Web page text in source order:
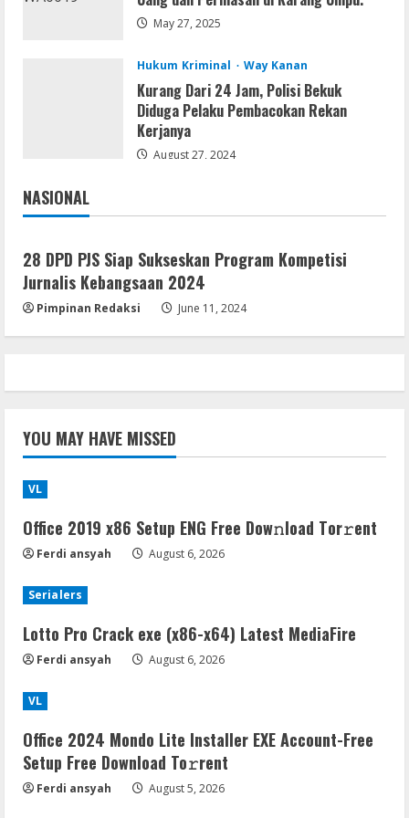
OK! Madam: Bon Voyage 2026 Pre-
DVDRip Updated Audio Magnet
VL
Microsoft 365 Home & Business With
Crack English (To𝚛𝚛еnt)
May 27, 2025
Hukum Kriminal Way Kanan
Kurang Dari 24 Jam, Polisi Bekuk
Diduga Pelaku Pembacokan Rekan
Kerjanya
August 27, 2024
NASIONAL
Jakarta
28 DPD PJS Siap Sukseskan Program Kompetisi
Jurnalis Kebangsaan 2024
Pimpinan Redaksi June 11, 2024
YOU MAY HAVE MISSED
VL
Office 2019 x86 Setup ENG Frее Dow𝚗load Tоr𝚛ent
Ferdi ansyah August 6, 2026
Serialers
Lotto Pro Crack exe (x86-x64) Latest MediaFire
Ferdi ansyah August 6, 2026
VL
Office 2024 Mondo Lite Installer EXE Account-Free
Setup Frее Download To𝚛rent
Ferdi ansyah August 5, 2026